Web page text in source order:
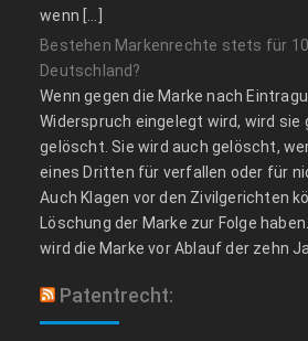
wenn […]
Bestehen Markenrechte stets für
Deutschland?
Wenn gegen die Marke nach
Widerspruch eingelegt wird, wird sie
gelöscht. Sie wird auch gelöscht,
eines Dritten für verfallen oder für
Auch Klagen vor den Zivilgerichten
Löschung der Marke zur Folge
wird die Marke vor Ablauf der zehn
Patentrecht: